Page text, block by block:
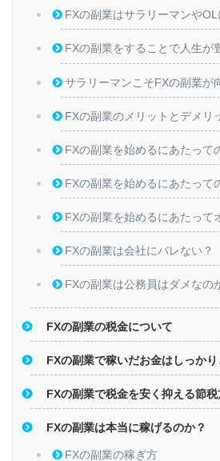
FXの副業はサラリーマンやOL
FXの副業をすることで人生が
サラリーマンこそFXの副業が
FXの副業のメリットとデメリ
FXの副業を始めるにあたって
FXの副業を始めるにあたって
FXの副業を始めるにあたって
FXの副業は会社にバレない？
FXの副業は公務員はダメなの
FXの副業の税金について
FXの副業で稼いだお金はしっかり
FXの副業で税金を安く抑える節
FXの副業は本当に稼げるのか？
FXの副業の稼ぎ方